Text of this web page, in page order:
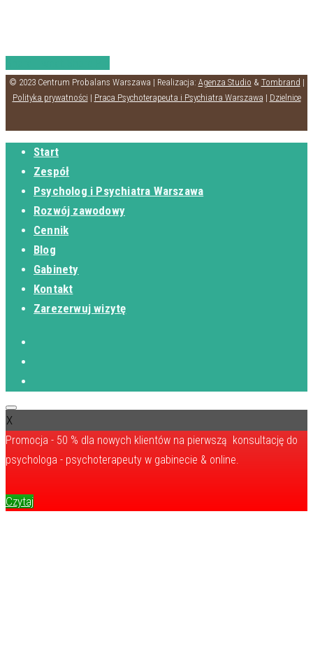
© 2023 Centrum Probalans Warszawa | Realizacja: Agenza Studio & Tombrand |
Polityka prywatności | Praca Psychoterapeuta i Psychiatra Warszawa | Dzielnice
Start
Zespół
Psycholog i Psychiatra Warszawa
Rozwój zawodowy
Cennik
Blog
Gabinety
Kontakt
Zarezerwuj wizytę
X
Promocja - 50 % dla nowych klientów na pierwszą konsultację do
psychologa - psychoterapeuty w gabinecie & online.
Czytaj